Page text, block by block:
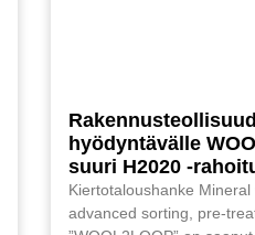
hyödyntävälle
suuri H2020 -
Kiertotaloushanke
advanced sorting, pre-